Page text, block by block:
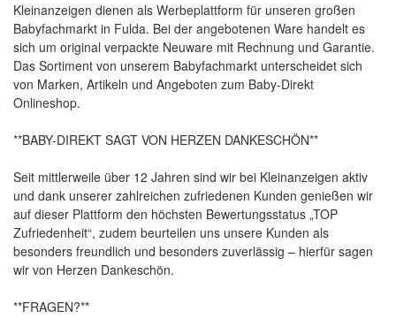
Kleinanzeigen dienen als Werbeplattform für unseren großen
Babyfachmarkt in Fulda. Bei der angebotenen Ware handelt es
sich um original verpackte Neuware mit Rechnung und Garantie.
Das Sortiment von unserem Babyfachmarkt unterscheidet sich
von Marken, Artikeln und Angeboten zum Baby-Direkt
Onlineshop.
**BABY-DIREKT SAGT VON HERZEN DANKESCHÖN**
Seit mittlerweile über 12 Jahren sind wir bei Kleinanzeigen aktiv
und dank unserer zahlreichen zufriedenen Kunden genießen wir
auf dieser Plattform den höchsten Bewertungsstatus „TOP
Zufriedenheit“, zudem beurteilen uns unsere Kunden als
besonders freundlich und besonders zuverlässig – hierfür sagen
wir von Herzen Dankeschön.
**FRAGEN?**